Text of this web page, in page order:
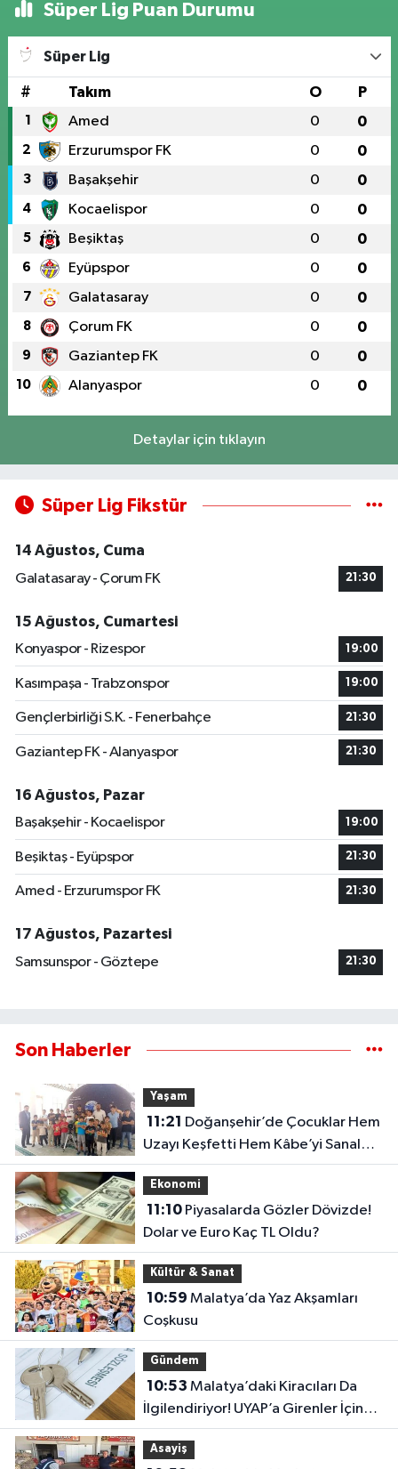
Süper Lig Puan Durumu
Süper Lig
# Takım O P
1 Amed 0 0
2 Erzurumspor FK 0 0
3 Başakşehir 0 0
4 Kocaelispor 0 0
5 Beşiktaş 0 0
6 Eyüpspor 0 0
7 Galatasaray 0 0
8 Çorum FK 0 0
9 Gaziantep FK 0 0
10 Alanyaspor 0 0
Detaylar için tıklayın
Süper Lig Fikstür
14 Ağustos, Cuma
Galatasaray - Çorum FK
21:30
15 Ağustos, Cumartesi
Konyaspor - Rizespor
19:00
Kasımpaşa - Trabzonspor 19:00
Gençlerbirliği S.K. - Fenerbahçe 21:30
Gaziantep FK - Alanyaspor 21:30
16 Ağustos, Pazar
Başakşehir - Kocaelispor
19:00
Beşiktaş - Eyüpspor 21:30
Amed - Erzurumspor FK 21:30
17 Ağustos, Pazartesi
Samsunspor - Göztepe
21:30
Son Haberler
Yaşam
11:21
Uzayı Keşfetti Hem Kâbe’yi Sanal
Ortamda Ziyaret Etti
Ekonomi
11:10Piyasalarda Gözler Dövizde!
Dolar ve Euro Kaç TL Oldu?
Kültür & Sanat
10:59
Coşkusu
Gündem
10:53
İlgilendiriyor! UYAP’a Girenler İçin
Kritik İtiraz Kararı..
Asayiş